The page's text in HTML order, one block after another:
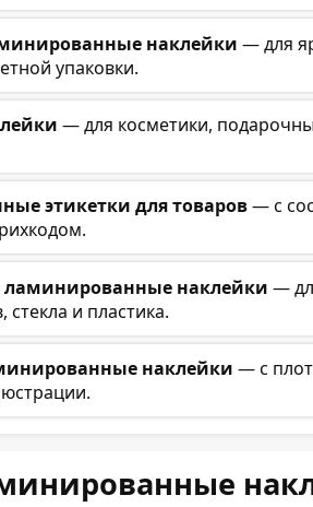
наклейки — для
упаковки.
— для косметики,
этикетки для товаров— с
ламинированные наклейки —
и пластика.
наклейки — с